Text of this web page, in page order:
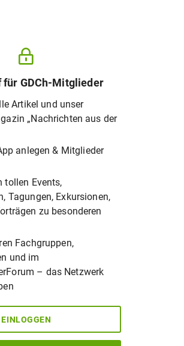
GDCh-Mitglieder
Artikel und unser
„Nachrichten aus der
anlegen & Mitglieder
tollen Events,
Tagungen, Exkursionen,
zu besonderen
Fachgruppen,
und im
– das Netzwerk
EINLOGGEN